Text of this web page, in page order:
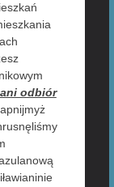
odbiór